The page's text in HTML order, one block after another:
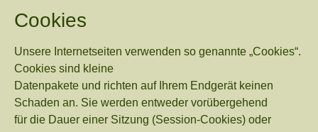
Cookies
Unsere Internetseiten verwenden so genannte „Cookies“.
Cookies sind kleine
Datenpakete und richten auf Ihrem Endgerät keinen
Schaden an. Sie werden entweder vorübergehend
für die Dauer einer Sitzung (Session-Cookies) oder